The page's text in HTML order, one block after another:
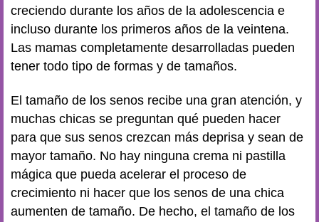
creciendo durante los años de la adolescencia e
incluso durante los primeros años de la veintena.
Las mamas completamente desarrolladas pueden
tener todo tipo de formas y de tamaños.
El tamaño de los senos recibe una gran atención, y
muchas chicas se preguntan qué pueden hacer
para que sus senos crezcan más deprisa y sean de
mayor tamaño. No hay ninguna crema ni pastilla
mágica que pueda acelerar el proceso de
crecimiento ni hacer que los senos de una chica
aumenten de tamaño. De hecho, el tamaño de los